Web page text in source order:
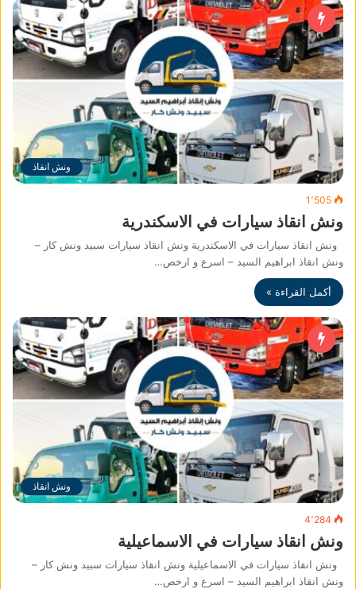
ونش انقاذ
1٬505
ونش انقاذ سيارات في الاسكندرية
ونش انقاذ سيارات في الاسكندرية ونش انقاذ سيارات سبيد ونش كار –
ونش انقاذ ابراهيم السيد – اسرع و ارخص…
أكمل القراءة »
ونش انقاذ
4٬284
ونش انقاذ سيارات في الاسماعيلية
ونش انقاذ سيارات في الاسماعيلية ونش انقاذ سيارات سبيد ونش كار –
ونش انقاذ ابراهيم السيد – اسرع و ارخص…